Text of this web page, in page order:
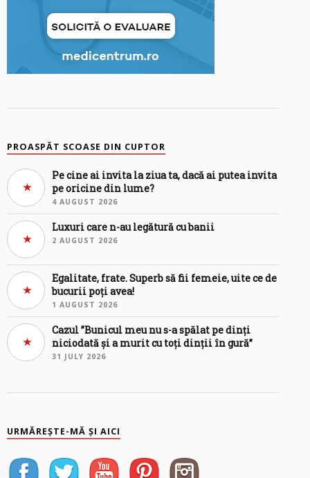
PROASPĂT SCOASE DIN CUPTOR
Pe cine ai invita la ziua ta, dacă ai putea invita
pe oricine din lume?
4 AUGUST 2026
Luxuri care n-au legătură cu banii
2 AUGUST 2026
Egalitate, frate. Superb să fii femeie, uite ce de
bucurii poți avea!
1 AUGUST 2026
Cazul ”Bunicul meu nu s-a spălat pe dinți
niciodată și a murit cu toți dinții în gură”
31 JULY 2026
URMĂREȘTE-MĂ ȘI AICI